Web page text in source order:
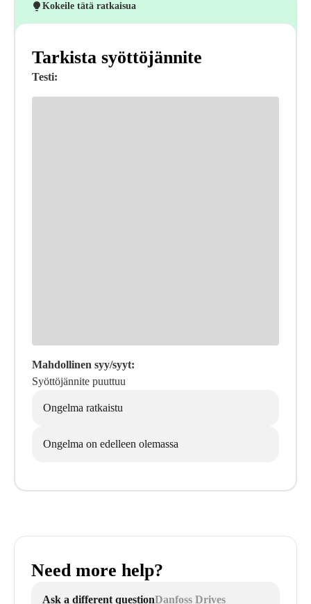
Kokeile tätä ratkaisua
Tarkista syöttöjännite
Testi:
Mahdollinen syy/syyt:
Syöttöjännite puuttuu
Ongelma ratkaistu
Ongelma on edelleen olemassa
Need more help?
Ask a different questionDanfoss Drives